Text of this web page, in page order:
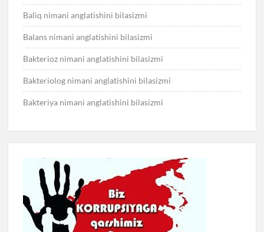
Baliq nimani anglatishini bilasizmi
Balans nimani anglatishini bilasizmi
Bakterioz nimani anglatishini bilasizmi
Bakteriolog nimani anglatishini bilasizmi
Bakteriya nimani anglatishini bilasizmi